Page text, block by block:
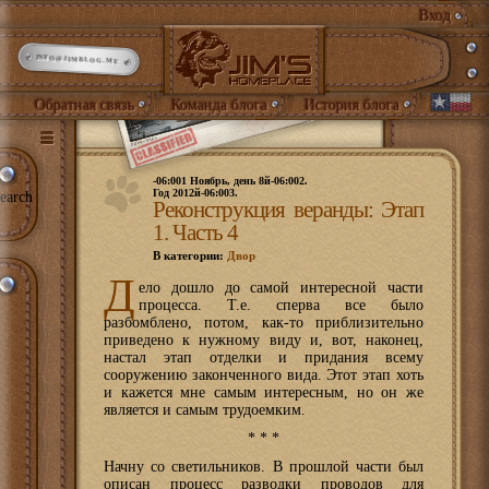
Вход
INFO@JIMBLOG.ME
Обратная связь Команда блога История блога
-06:001 Ноябрь, день 8й-06:002.
Год 2012й-06:003.
Реконструкция веранды: Этап
1. Часть 4
В категории: Двор
Д ело дошло до самой интересной части
процесса. Т.е. сперва все было
разбомблено, потом, как-то приблизительно
приведено к нужному виду и, вот, наконец,
настал этап отделки и придания всему
сооружению законченного вида. Этот этап хоть
и кажется мне самым интересным, но он же
является и самым трудоемким.
* * *
Начну со светильников. В прошлой части был
описан процесс разводки проводов для